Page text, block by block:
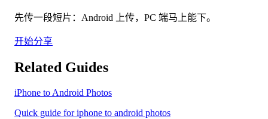
先传一段短片：Android 上传，PC 端马上能下。
开始分享
Related Guides
iPhone to Android Photos
Quick guide for iphone to android photos